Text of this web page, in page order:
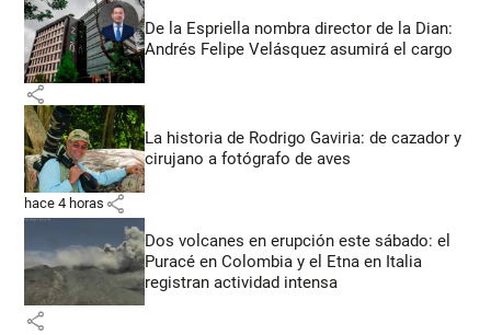
De la Espriella nombra director de la Dian:
Andrés Felipe Velásquez asumirá el cargo
share
La historia de Rodrigo Gaviria: de cazador y
cirujano a fotógrafo de aves
hace 4 horas share
Dos volcanes en erupción este sábado: el
Puracé en Colombia y el Etna en Italia
registran actividad intensa
share